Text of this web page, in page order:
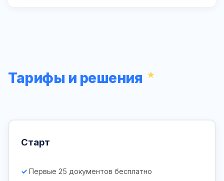
Тарифы и решения
Старт
Первые 25 документов бесплатно